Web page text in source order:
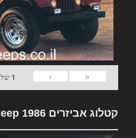
«
‹
1 של
קטלוג אביזרים Jeep 1986